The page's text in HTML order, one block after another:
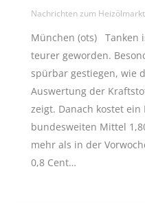
Nachrichten zum Heizölmarkt
München (ots) Tanken
teurer geworden.
spürbar gestiegen, wie
Auswertung der
zeigt. Danach kostet ein
bundesweiten Mittel
mehr als in der
0,8 Cent…